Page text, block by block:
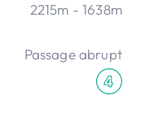
2215m - 1638m
Passage abrupt